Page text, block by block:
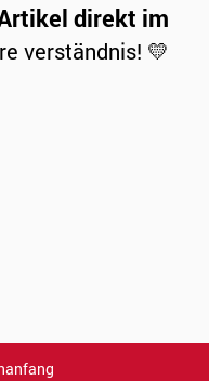
direkt im
verständnis! 💛